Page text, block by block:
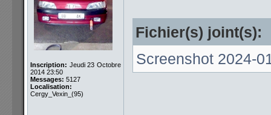
Inscription: Jeudi 23 Octobre
2014 23:50
Messages: 5127
Localisation:
Cergy_Vexin_(95)
Fichier(s) joint(s):
Screenshot 2024-